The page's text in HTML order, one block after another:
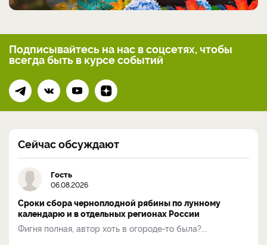
Подписывайтесь на нас в соцсетях, чтобы
всегдабыть в курсе событий
Сейчас обсуждают
Гость
06.08.2026
Сроки сбора черноплодной рябины по лунному
календарю и в отдельных регионах России
Фигня полная, автор хоть в огороде-то была?...